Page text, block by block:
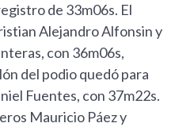
de 33m06s. El
Alejandro Alfonsin y
con 36m06s,
del podio quedó para
Fuentes, con 37m22s.
Mauricio Páez y